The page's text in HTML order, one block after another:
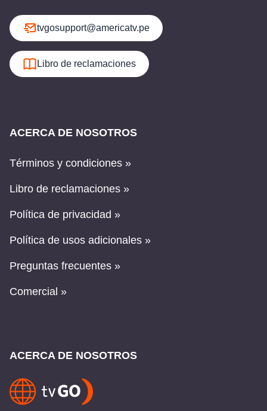
tvgosupport@americatv.pe
Libro de reclamaciones
ACERCA DE NOSOTROS
Términos y condiciones »
Libro de reclamaciones »
Política de privacidad »
Política de usos adicionales »
Preguntas frecuentes »
Comercial »
ACERCA DE NOSOTROS